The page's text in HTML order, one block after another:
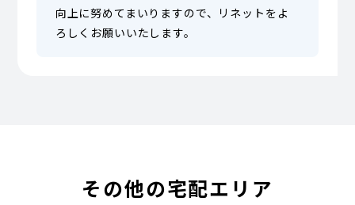
向上に努めてまいりますので、リネットをよ
ろしくお願いいたします。
その他の宅配エリア